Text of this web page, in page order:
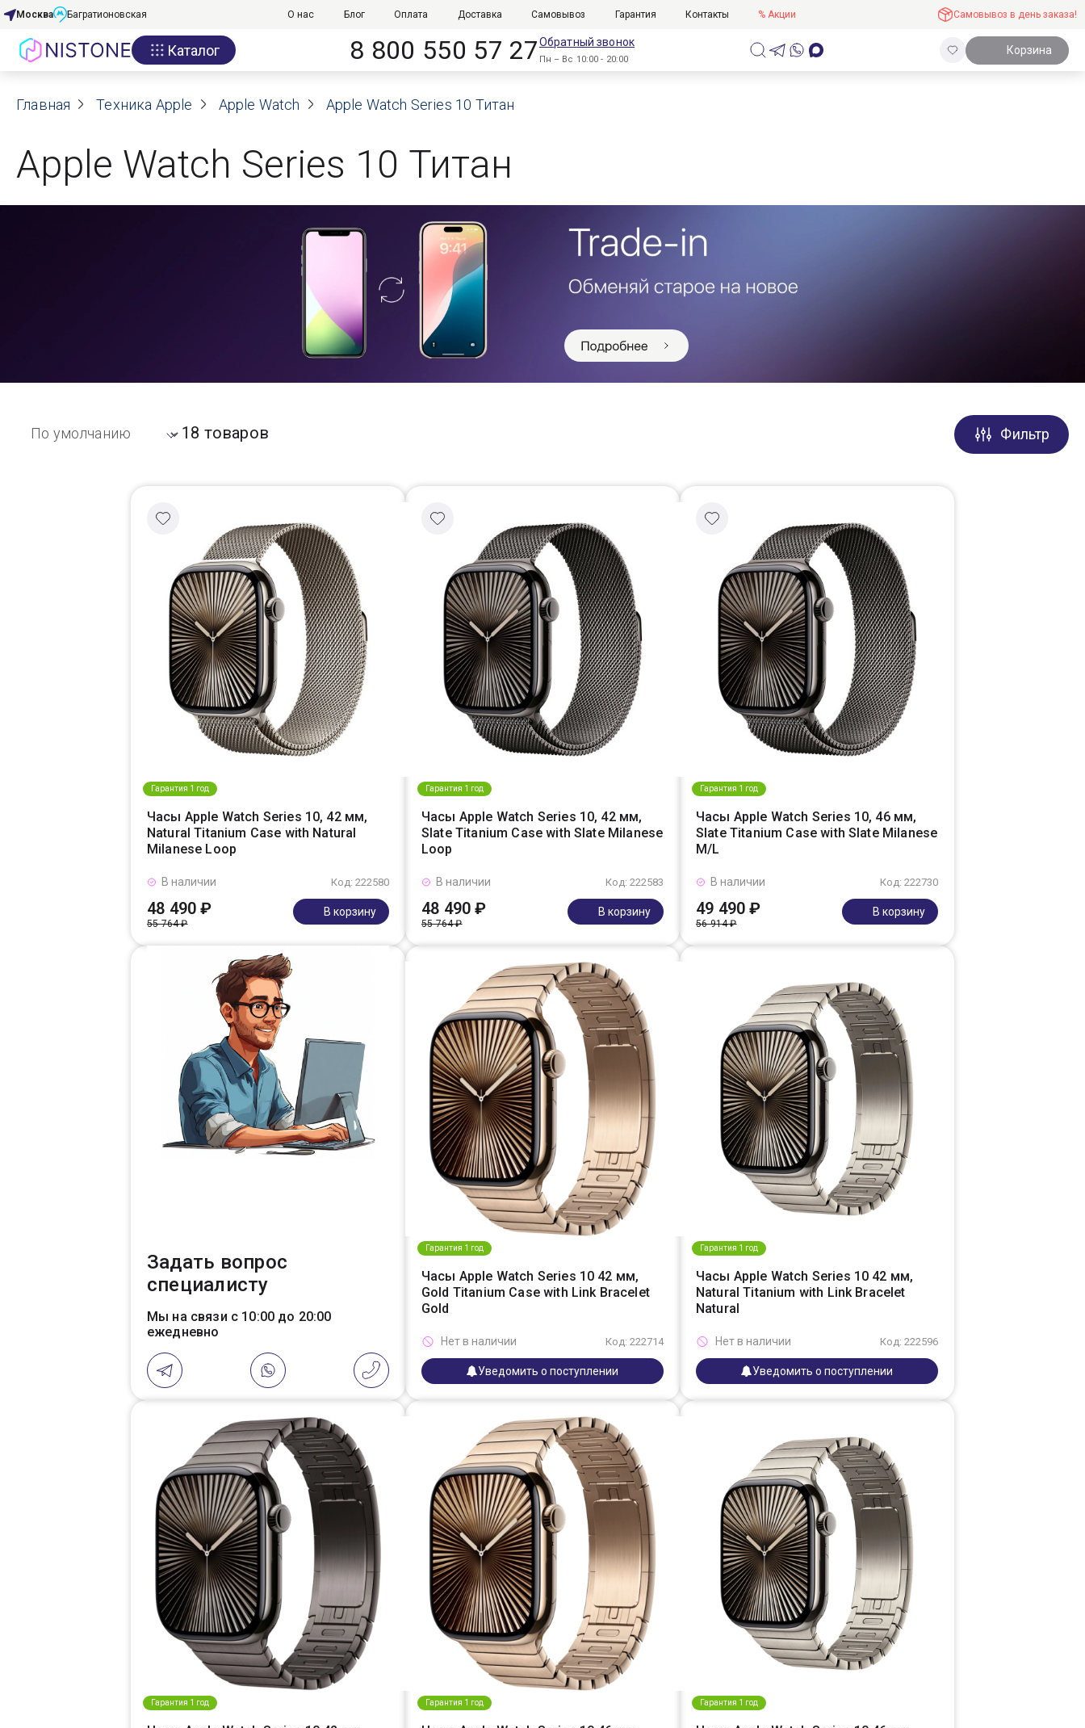
Акции
О нас
Блог
Договор оферты
Москва Багратионовская О нас Блог Оплата Доставка Самовывоз Гарантия Контакты % Акции Самовывоз в день заказа!
Каталог 8 800 550 57 27Обратный звонок
Пн – Вс 10:00 - 20:00
Корзина
Главная Техника Apple Apple Watch Apple Watch Series 10 Титан
Apple Watch Series 10 Титан
18 товаров Фильтр
Гарантия 1 год
Часы Apple Watch Series 10, 42 мм,
Natural Titanium Case with Natural
Milanese Loop
Код: 222580
В наличии
48 490 ₽
55 764 ₽
В корзину
Гарантия 1 год
Часы Apple Watch Series 10, 42 мм,
Slate Titanium Case with Slate Milanese
Loop
Код: 222583
В наличии
48 490 ₽
55 764 ₽
В корзину
Гарантия 1 год
Часы Apple Watch Series 10, 46 мм,
Slate Titanium Case with Slate Milanese
M/L
Код: 222730
В наличии
49 490 ₽
56 914 ₽
В корзину
Задать вопрос
специалисту
Мы на связи с 10:00 до 20:00
ежедневно
Гарантия 1 год
Часы Apple Watch Series 10 42 мм,
Gold Titanium Case with Link Bracelet
Gold
Код: 222714
Нет в наличии
Уведомить о поступлении
Гарантия 1 год
Часы Apple Watch Series 10 42 мм,
Natural Titanium with Link Bracelet
Natural
Код: 222596
Нет в наличии
Уведомить о поступлении
Гарантия 1 год Гарантия 1 год Гарантия 1 год